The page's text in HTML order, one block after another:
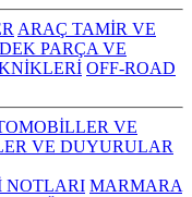
ARAÇ TAMİR VE
PARÇA VE
OFF-ROAD
VE
VE DUYURULAR
NOTLARI MARMARA